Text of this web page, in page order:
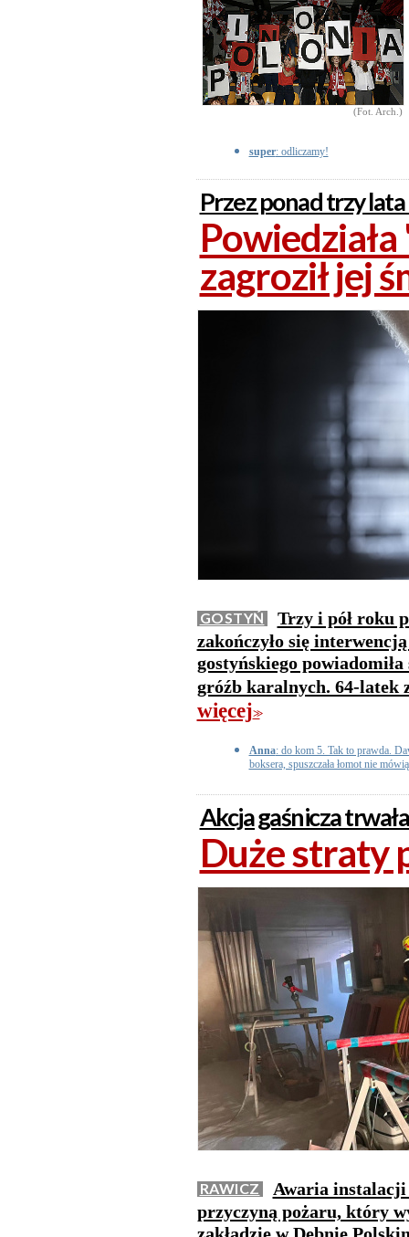
(Fot. Arch.)
super: odliczamy!
Przez ponad trzy
zagroził jej
GOSTYŃ
Trzy i pół roku
zakończyło się
gostyńskiego
gróźb karalnych. 64-latek
więcej>>
Anna: do kom 5. Tak to prawda.
boksera, spuszczała łomot nie
Akcja gaśnicza
Duże straty
RAWICZ
Awaria
przyczyną pożaru, który